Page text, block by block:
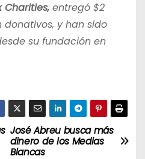
Charities,entregó $2
y han sido
su fundación en
José Abreu busca más
dinero de los Medias
Blancas